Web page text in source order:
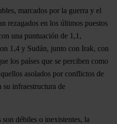
marcados por la guerra y el
rezagados en los últimos puestos
una puntuación de 1,1,
1,4 y Sudán, junto con Irak, con
los países que se perciben como
asolados por conflictos de
su infraestructura de
débiles o inexistentes, la